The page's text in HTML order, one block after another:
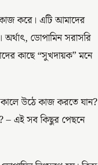
কাজ করে। এটি আমাদের
ডোপামিন সরাসরি
কাছে “সুখদায়ক” মনে
উঠে কাজ করতে যান?
– এই সব কিছুর পেছনে